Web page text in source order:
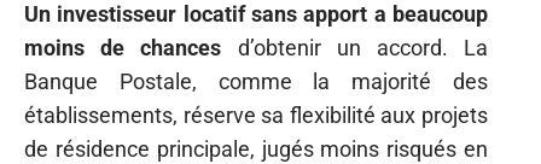
Un investisseur locatif sans apport a beaucoup
moins de chances d’obtenir un accord. La
Banque Postale, comme la majorité des
établissements, réserve sa flexibilité aux projets
de résidence principale, jugés moins risqués en